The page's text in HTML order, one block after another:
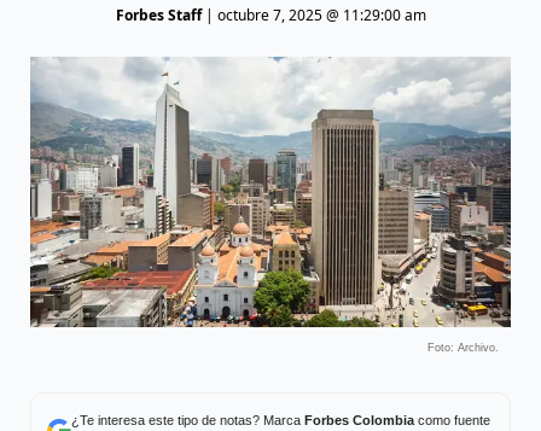
Forbes Staff| octubre 7, 2025 @ 11:29:00 am
Foto: Archivo.
¿Te interesa este tipo de notas? Marca Forbes Colombiacomo fuente